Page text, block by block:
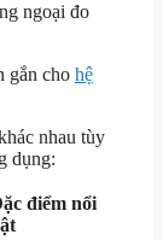
ngoại đo
gắn cho hệ
nhau tùy
dụng:
điểm nổi